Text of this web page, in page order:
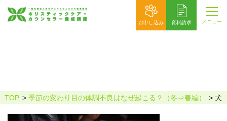
お申し込み 資料請求 メニュー
TOP 季節の変わり目の体調不良はなぜ起こる？（冬⇒春編） 犬